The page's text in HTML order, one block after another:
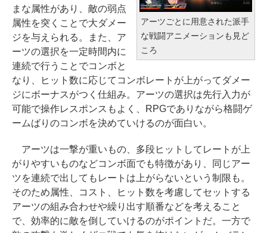
アーツごとに用意された派手
な戦闘アニメーションも見ど
ころ
まな属性があり、敵の弱点
属性を突くことで大ダメー
ジを与えられる。また、ア
ーツの選択を一定時間内に
連続で行うことでコンボと
なり、ヒット数に応じてコンボレートが上がってダメー
ジにボーナスがつく仕組み。アーツの選択は先行入力が
可能で操作レスポンスもよく、RPGでありながら格闘ゲ
ームばりのコンボを決めていけるのが面白い。
アーツは一撃が重いもの、多段ヒットしてレートが上
がりやすいものなどコンボ面でも特徴があり、同じアー
ツを連続で出してもレートは上がらないという制限も。
そのため属性、コスト、ヒット数を考慮してセットする
アーツの組み合わせや繰り出す順番などを考えること
で、効率的に敵を倒していけるのがポイントだ。一方で